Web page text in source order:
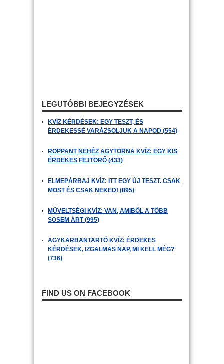
LEGUTÓBBI BEJEGYZÉSEK
KVÍZ KÉRDÉSEK: EGY TESZT, ÉS
ÉRDEKESSÉ VARÁZSOLJUK A NAPOD (554)
ROPPANT NEHÉZ AGYTORNA KVÍZ: EGY KIS
ÉRDEKES FEJTÖRŐ (433)
ELMEPÁRBAJ KVÍZ: ITT EGY ÚJ TESZT. CSAK
MOST ÉS CSAK NEKED! (895)
MŰVELTSÉGI KVÍZ: VAN, AMIBŐL A TÖBB
SOSEM ÁRT (995)
AGYKARBANTARTÓ KVÍZ: ÉRDEKES
KÉRDÉSEK, IZGALMAS NAP, MI KELL MÉG?
(736)
FIND US ON FACEBOOK